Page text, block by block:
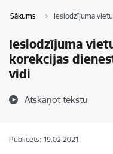
Sākums Ieslodzījuma
Ieslodzījuma
korekcijas
vidi
Atskaņot tekstu
Publicēts: 19.02.2021.